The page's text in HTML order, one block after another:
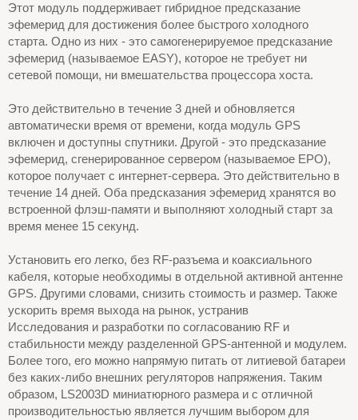
Этот модуль поддерживает гибридное предсказание
эфемерид для достижения более быстрого холодного
старта. Одно из них - это самогенерируемое предсказание
эфемерид (называемое EASY), которое не требует ни
сетевой помощи, ни вмешательства процессора хоста.
Это действительно в течение 3 дней и обновляется
автоматически время от времени, когда модуль GPS
включен и доступны спутники. Другой - это предсказание
эфемерид, сгенерированное сервером (называемое EPO),
которое получает с интернет-сервера. Это действительно в
течение 14 дней. Оба предсказания эфемерид хранятся во
встроенной флэш-памяти и выполняют холодный старт за
время менее 15 секунд.
Установить его легко, без RF-разъема и коаксиального
кабеля, которые необходимы в отдельной активной антенне
GPS. Другими словами, снизить стоимость и размер. Также
ускорить время выхода на рынок, устранив
Исследования и разработки по согласованию RF и
стабильности между разделенной GPS-антенной и модулем.
Более того, его можно напрямую питать от литиевой батареи
без каких-либо внешних регуляторов напряжения. Таким
образом, LS2003D миниатюрного размера и с отличной
производительностью является лучшим выбором для